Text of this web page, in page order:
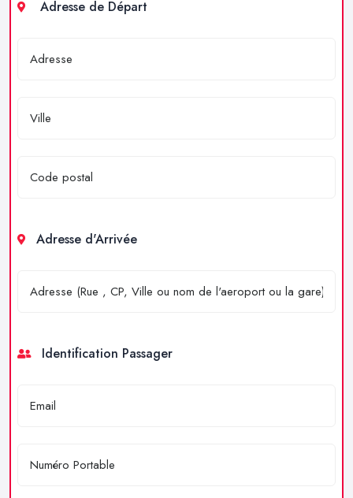
Adresse de Départ
Adresse d'Arrivée
Identification Passager